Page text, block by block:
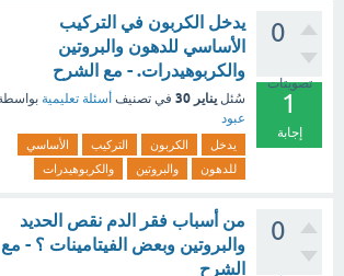
0
تصويتات
1
إجابة
يدخل الكربون في التركيب
الأساسي للدهون والبروتين
والكربوهيدرات. - مع الشرح
سُئل يناير 30 في تصنيف أسئلة تعليمية
عبود
يدخل الكربون التركيب
الأساسي
للدهون
والبروتين والكربوهيدرات
0
من أسباب فقر الدم نقص الحديد
والبروتين وبعض الفيتامينات ؟ - مع
الشرح